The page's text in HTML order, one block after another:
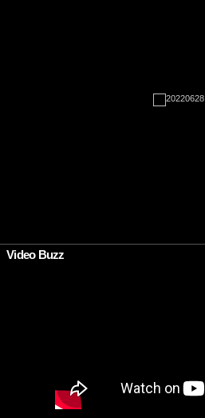
•
Video Buzz